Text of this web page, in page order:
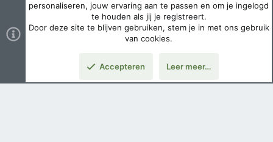
personaliseren, jouw ervaring aan te passen en om je ingelogd
te houden als jij je registreert.
Door deze site te blijven gebruiken, stem je in met ons gebruik
van cookies.
Accepteren Leer meer…